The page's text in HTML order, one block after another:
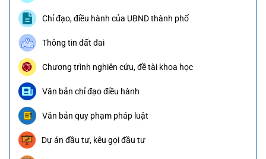
Chỉ đạo, điều hành của UBND thành phố
Thông tin đất đai
Chương trình nghiên cứu, đề tài khoa học
Văn bản chỉ đạo điều hành
Văn bản quy phạm pháp luật
Dự án đầu tư, kêu gọi đầu tư